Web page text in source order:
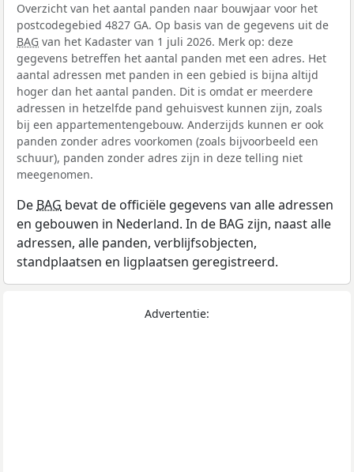
Overzicht van het aantal panden naar bouwjaar voor het
postcodegebied 4827 GA. Op basis van de gegevens uit de
BAG van het Kadaster van 1 juli 2026. Merk op: deze
gegevens betreffen het aantal panden met een adres. Het
aantal adressen met panden in een gebied is bijna altijd
hoger dan het aantal panden. Dit is omdat er meerdere
adressen in hetzelfde pand gehuisvest kunnen zijn, zoals
bij een appartementengebouw. Anderzijds kunnen er ook
panden zonder adres voorkomen (zoals bijvoorbeeld een
schuur), panden zonder adres zijn in deze telling niet
meegenomen.
De BAG bevat de officiële gegevens van alle adressen
en gebouwen in Nederland. In de BAG zijn, naast alle
adressen, alle panden, verblijfsobjecten,
standplaatsen en ligplaatsen geregistreerd.
Advertentie: